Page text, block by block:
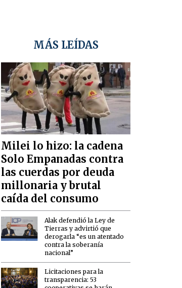
MÁS LEÍDAS
Milei lo hizo: la cadena
Solo Empanadas contra
las cuerdas por deuda
millonaria y brutal
caída del consumo
Alak defendió la Ley de
Tierras y advirtió que
derogarla “es un atentado
contra la soberanía
nacional”
Licitaciones para la
transparencia: 53